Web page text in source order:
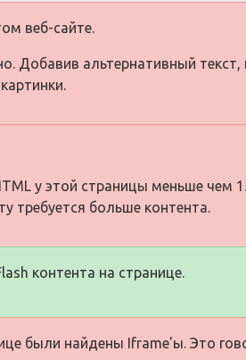
веб-сайте.
Добавив альтернативный
у этой страницы меньше чем
требуется больше контента.
контента на странице.
были найдены Iframe'ы. Это